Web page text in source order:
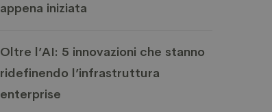
appena iniziata
Oltre l’AI: 5 innovazioni che stanno
ridefinendo l’infrastruttura
enterprise